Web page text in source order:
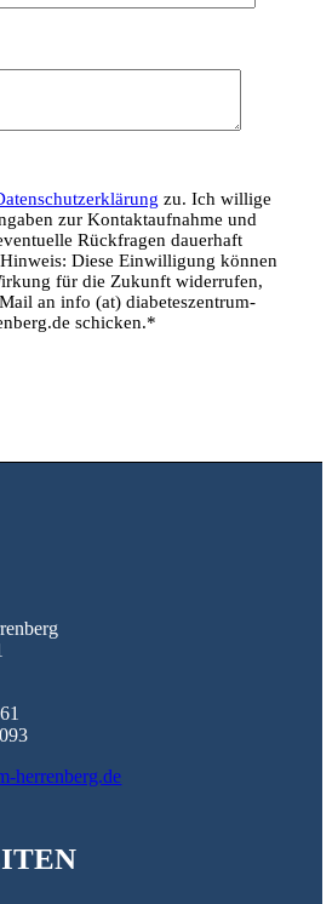
zu. Ich willige
zur Kontaktaufnahme und
Rückfragen dauerhaft
Diese Einwilligung können
für die Zukunft widerrufen,
an info (at) diabeteszentrum-
schicken.*
herrenberg.de